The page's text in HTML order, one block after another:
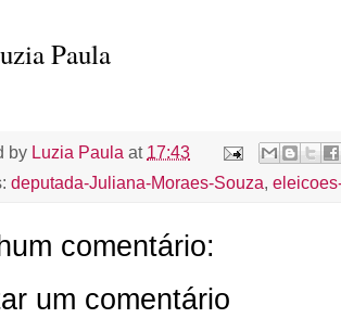
Paula
by Luzia Paula at 17:43
deputada-Juliana-Moraes-Souza,
comentário:
um comentário